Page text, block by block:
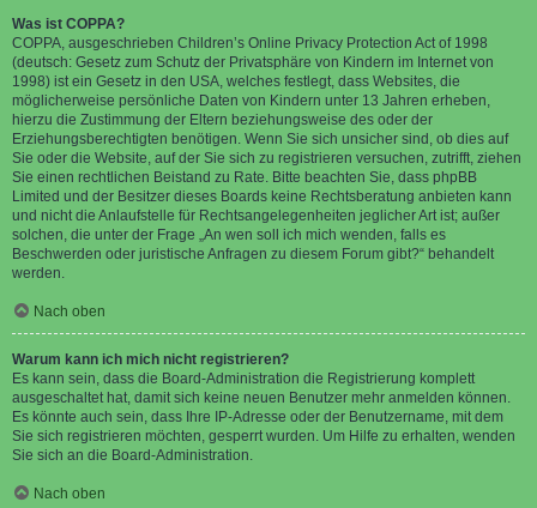
Was ist COPPA?
COPPA, ausgeschrieben Children’s Online Privacy Protection Act of 1998
(deutsch: Gesetz zum Schutz der Privatsphäre von Kindern im Internet von
1998) ist ein Gesetz in den USA, welches festlegt, dass Websites, die
möglicherweise persönliche Daten von Kindern unter 13 Jahren erheben,
hierzu die Zustimmung der Eltern beziehungsweise des oder der
Erziehungsberechtigten benötigen. Wenn Sie sich unsicher sind, ob dies auf
Sie oder die Website, auf der Sie sich zu registrieren versuchen, zutrifft, ziehen
Sie einen rechtlichen Beistand zu Rate. Bitte beachten Sie, dass phpBB
Limited und der Besitzer dieses Boards keine Rechtsberatung anbieten kann
und nicht die Anlaufstelle für Rechtsangelegenheiten jeglicher Art ist; außer
solchen, die unter der Frage „An wen soll ich mich wenden, falls es
Beschwerden oder juristische Anfragen zu diesem Forum gibt?“ behandelt
werden.
Nach oben
Warum kann ich mich nicht registrieren?
Es kann sein, dass die Board-Administration die Registrierung komplett
ausgeschaltet hat, damit sich keine neuen Benutzer mehr anmelden können.
Es könnte auch sein, dass Ihre IP-Adresse oder der Benutzername, mit dem
Sie sich registrieren möchten, gesperrt wurden. Um Hilfe zu erhalten, wenden
Sie sich an die Board-Administration.
Nach oben